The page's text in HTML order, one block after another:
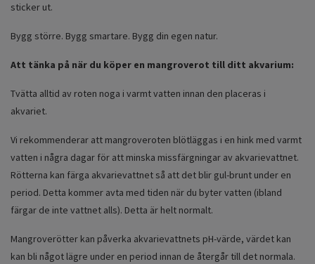
sticker ut.
Bygg större. Bygg smartare. Bygg din egen natur.
Att tänka på när du köper en mangroverot till ditt akvarium:
Tvätta alltid av roten noga i varmt vatten innan den placeras i
akvariet.
Vi rekommenderar att mangroveroten blötläggas i en hink med varmt
vatten i några dagar för att minska missfärgningar av akvarievattnet.
Rötterna kan färga akvarievattnet så att det blir gul-brunt under en
period. Detta kommer avta med tiden när du byter vatten (ibland
färgar de inte vattnet alls). Detta är helt normalt.
Mangroverötter kan påverka akvarievattnets pH-värde, värdet kan
kan bli något lägre under en period innan de återgår till det normala.